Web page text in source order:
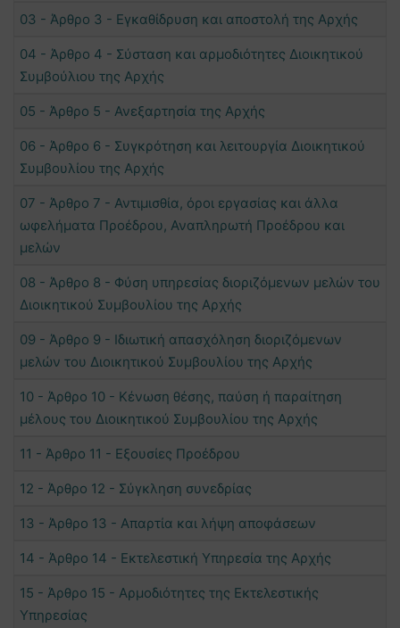
03 - Άρθρο 3 - Εγκαθίδρυση και αποστολή της Αρχής
04 - Άρθρο 4 - Σύσταση και αρμοδιότητες Διοικητικού
Συμβούλιου της Αρχής
05 - Άρθρο 5 - Ανεξαρτησία της Αρχής
06 - Άρθρο 6 - Συγκρότηση και λειτουργία Διοικητικού
Συμβουλίου της Αρχής
07 - Άρθρο 7 - Αντιμισθία, όροι εργασίας και άλλα
ωφελήματα Προέδρου, Αναπληρωτή Προέδρου και
μελών
08 - Άρθρο 8 - Φύση υπηρεσίας διοριζόμενων μελών του
Διοικητικού Συμβουλίου της Αρχής
09 - Άρθρο 9 - Ιδιωτική απασχόληση διοριζόμενων
μελών του Διοικητικού Συμβουλίου της Αρχής
10 - Άρθρο 10 - Κένωση θέσης, παύση ή παραίτηση
μέλους του Διοικητικού Συμβουλίου της Αρχής
11 - Άρθρο 11 - Εξουσίες Προέδρου
12 - Άρθρο 12 - Σύγκληση συνεδρίας
13 - Άρθρο 13 - Απαρτία και λήψη αποφάσεων
14 - Άρθρο 14 - Εκτελεστική Υπηρεσία της Αρχής
15 - Άρθρο 15 - Αρμοδιότητες της Εκτελεστικής
Υπηρεσίας